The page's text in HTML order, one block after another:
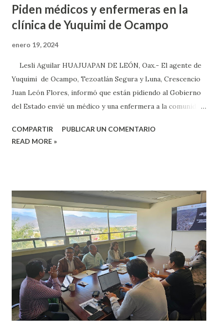
Piden médicos y enfermeras en la
clínica de Yuquimi de Ocampo
enero 19, 2024
Lesli Aguilar HUAJUAPAN DE LEÓN, Oax.- El agente de
Yuquimi de Ocampo, Tezoatlán Segura y Luna, Crescencio
Juan León Flores, informó que están pidiendo al Gobierno
del Estado envié un médico y una enfermera a la comunidad,
único médico que se encuentra en clínica no se da abasto.
calidad, sin embargo, por carecer de una ambulancia, los
abuelos tienen que viajar hasta Huajuapan para recibir la
atención médica. Explicó que “no hay ambulancia, entonces,
la autoridad con su vehículo es quien ha hecho los
traslados, pero se requiere de un equipo especificado y de
un médico, por eso estamos pidiendo al Gobernador del
Estado, Salomón Jara Cruz, nos pueda ayudar en estas ges...
COMPARTIR
PUBLICAR UN COMENTARIO
READ MORE »